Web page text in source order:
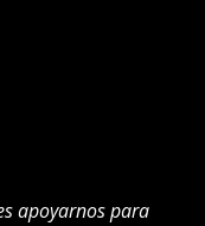
apoyarnos para